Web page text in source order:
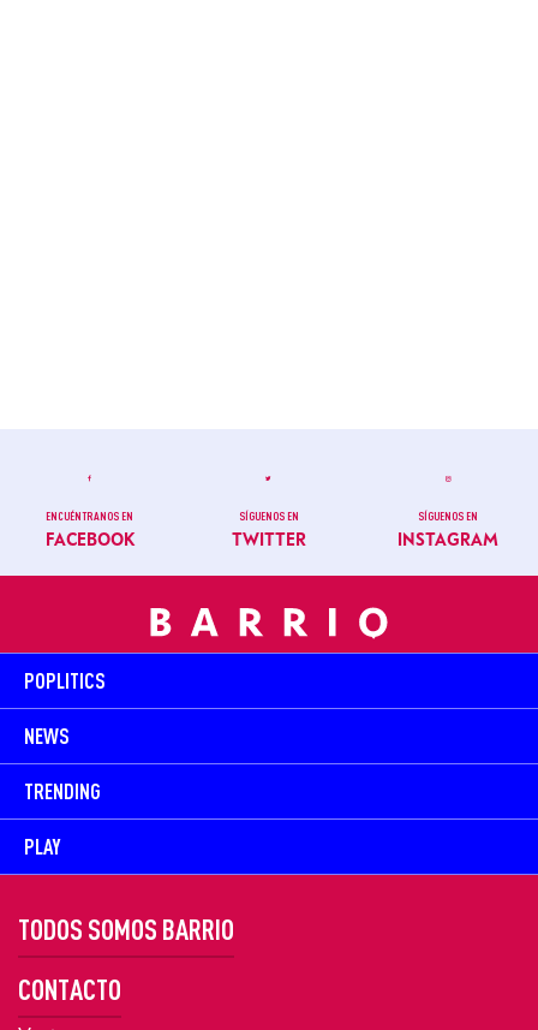
ENCUÉNTRANOS EN
FACEBOOK
SÍGUENOS EN
TWITTER
SÍGUENOS EN
INSTAGRAM
POPLITICS
NEWS
TRENDING
PLAY
TODOS SOMOS BARRIO
CONTACTO